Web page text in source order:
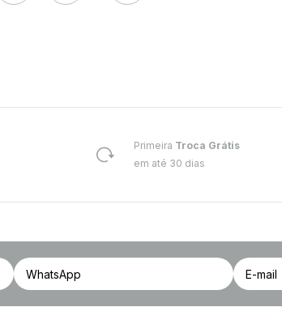
Primeira Troca Grátis
em até 30 dias